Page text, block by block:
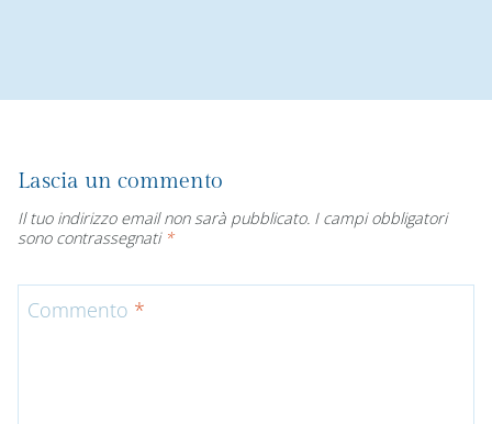
Lascia un commento
Il tuo indirizzo email non sarà pubblicato. I campi obbligatori
sono contrassegnati *
Commento *